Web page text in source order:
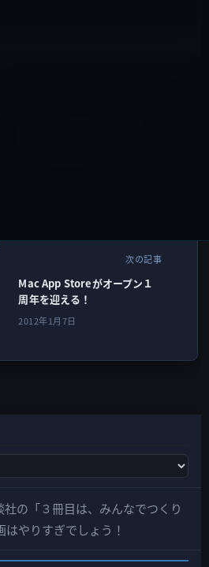
次の記事
Mac App Storeがオープン１
周年を迎える！
2012年1月7日
社の「３冊目は、みんなでつくり
やりすぎでしょう！